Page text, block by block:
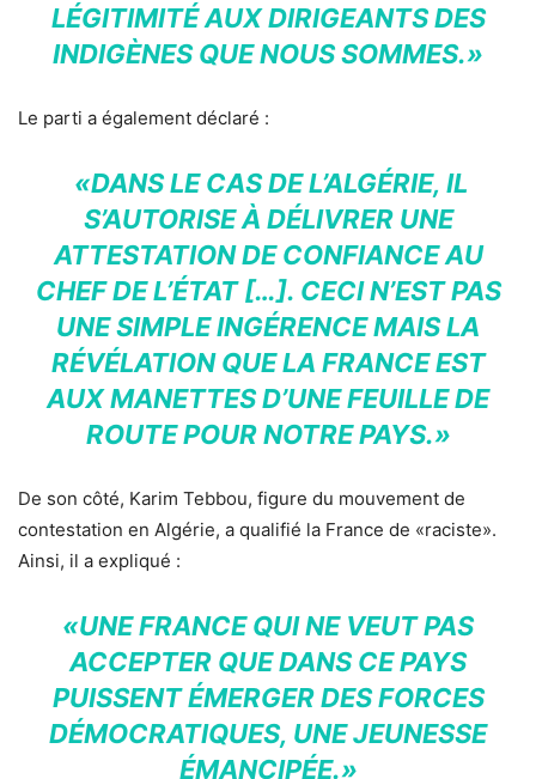
LÉGITIMITÉ AUX DIRIGEANTS DES
INDIGÈNES QUE NOUS SOMMES.»
Le parti a également déclaré :
«DANS LE CAS DE L’ALGÉRIE, IL
S’AUTORISE À DÉLIVRER UNE
ATTESTATION DE CONFIANCE AU
CHEF DE L’ÉTAT […]. CECI N’EST PAS
UNE SIMPLE INGÉRENCE MAIS LA
RÉVÉLATION QUE LA FRANCE EST
AUX MANETTES D’UNE FEUILLE DE
ROUTE POUR NOTRE PAYS.»
De son côté, Karim Tebbou, figure du mouvement de
contestation en Algérie, a qualifié la France de «raciste».
Ainsi, il a expliqué :
«UNE FRANCE QUI NE VEUT PAS
ACCEPTER QUE DANS CE PAYS
PUISSENT ÉMERGER DES FORCES
DÉMOCRATIQUES, UNE JEUNESSE
ÉMANCIPÉE.»